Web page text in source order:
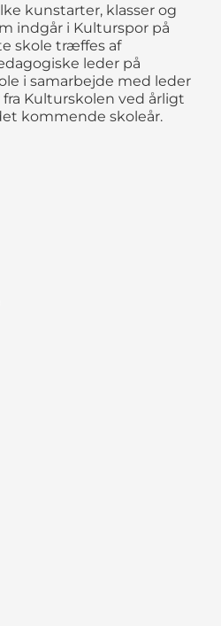
kunstarter, klasser og
indgår i Kulturspor på
skole træffes af
leder på
i samarbejde med leder
Kulturskolen ved årligt
kommende skoleår.